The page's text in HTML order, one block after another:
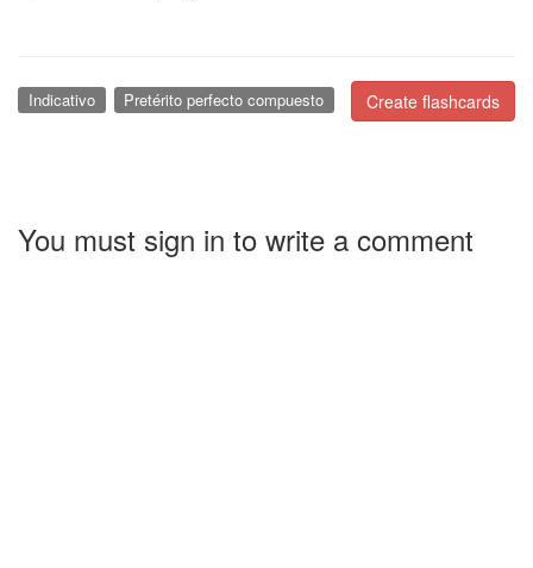
Create flashcards
Indicativo Pretérito perfecto compuesto
You must sign in to write a comment